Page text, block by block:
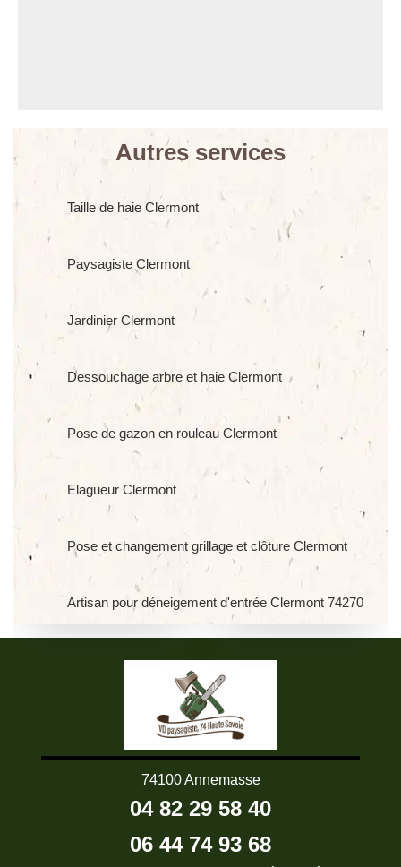
Autres services
Taille de haie Clermont
Paysagiste Clermont
Jardinier Clermont
Dessouchage arbre et haie Clermont
Pose de gazon en rouleau Clermont
Elagueur Clermont
Pose et changement grillage et clôture Clermont
Artisan pour déneigement d'entrée Clermont 74270
74100 Annemasse
04 82 29 58 40
06 44 74 93 68